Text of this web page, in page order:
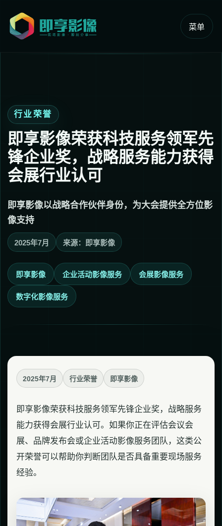
菜单
行业荣誉
即享影像荣获科技服务领军先
锋企业奖，战略服务能力获得
会展行业认可
即享影像以战略合作伙伴身份，为大会提供全方位影
像支持
2025年7月 来源：即享影像
即享影像 企业活动影像服务 会展影像服务
数字化影像服务
2025年7月 行业荣誉 即享影像
即享影像荣获科技服务领军先锋企业奖，战略服务
能力获得会展行业认可。如果你正在评估会议会
展、品牌发布会或企业活动影像服务团队，这类公
开荣誉可以帮助你判断团队是否具备重要现场服务
经验。